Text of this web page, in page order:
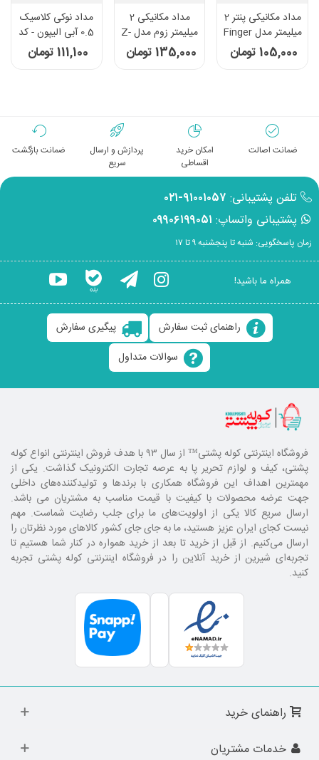
مداد مکانیکی پنتر 2
میلیمتر مدل Finger
Pinch - رنگ
زرشکی105,000 تومان
مداد مکانیکی 2
میلیمتر زوم مدل Z-
100100 - رنگ آبی
135,000 تومان
مداد نوکی کلاسیک
0.5 آبی الیپون - کد
8141102111,100 تومان
ضمانت اصالت
امکان خرید
اقساطی
پردازش و ارسال
سریع
ضمانت بازگشت
تلفن پشتیبانی: ۹۱۰۰۱۰۵۷-۰۲۱
پشتیبانی واتساپ: ۰۹۹۰۶۱۹۹۰۵۱
زمان پاسخگویی: شنبه تا پنجشنبه ۹ تا ۱۷
همراه ما باشید!
راهنمای ثبت سفارش
پیگیری سفارش
سوالات متداول
فروشگاه اینترنتی کوله پشتی
™ از سال ۹۳ با هدف فروش اینترنتی انواع کوله
پشتی، کیف و لوازم تحریر پا به عرصه تجارت الکترونیک گذاشت. یکی از
مهمترین اهداف این فروشگاه همکاری با برند‌ها و تولیدکننده‌های داخلی
جهت عرضه محصولات با کیفیت با قیمت مناسب به مشتریان می باشد.
ارسال سریع کالا یکی از اولویت‌های ما برای جلب رضایت شماست. مهم
نیست کجای ایران عزیز هستید، ما به جای جای کشور کالا‌های مورد نظرتان را
ارسال می‌کنیم. از قبل از خرید تا بعد از خرید همواره در کنار شما هستیم تا
تجربه‌ای شیرین از خرید آنلاین را در فروشگاه اینترنتی کوله پشتی تجربه
کنید.
راهنمای خرید
خدمات مشتریان